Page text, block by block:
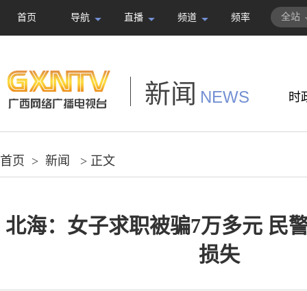
首页 导航 直播 频道 频率 全站
新闻 NEWS 时
首页 > 新闻 > 正文
北海：女子求职被骗7万多元 民
损失